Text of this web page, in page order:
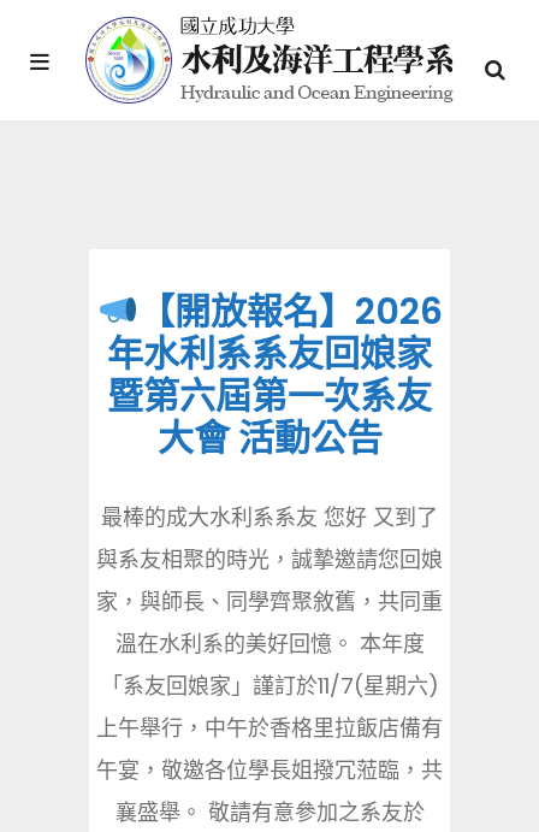
【開放報名】2026
年水利系系友回娘家
暨第六屆第一次系友
大會 活動公告
最棒的成大水利系系友 您好 又到了
與系友相聚的時光，誠摯邀請您回娘
家，與師長、同學齊聚敘舊，共同重
溫在水利系的美好回憶。 本年度
「系友回娘家」謹訂於11/7(星期六)
上午舉行，中午於香格里拉飯店備有
午宴，敬邀各位學長姐撥冗蒞臨，共
襄盛舉。 敬請有意參加之系友於